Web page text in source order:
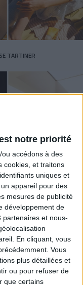
notre priorité
ou accédons à des
cookies, et traitons
uniques et
appareil pour des
mesures de publicité
développement de
partenaires et nous-
En cliquant, vous
Vous
plus détaillées et
ou pour refuser de
que certains
TARTINER
ET GASTRONOMIE